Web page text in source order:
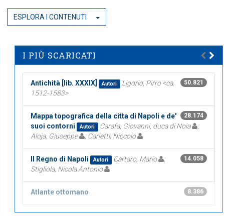
ESPLORA I CONTENUTI
I PIÙ SCARICATI
50.821
Antichità [lib. XXXIX] Autori
Ligorio, Pirro <ca.
1512-1583>
28.174
Mappa topografica della citta di Napoli e de'
suoi contorni
Autori Carafa, Giovanni, duca di Noia
;
Aloja, Giuseppe
; Carletti, Niccolo
14.058
Il Regno di Napoli Autori Cartaro, Mario
;
Stigliola, Nicola Antonio
8.386
Atlante ottomano